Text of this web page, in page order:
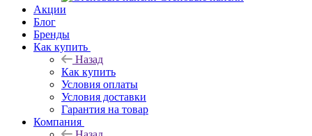
Акции
Блог
Бренды
Как купить
Назад
Как купить
Условия оплаты
Условия доставки
Гарантия на товар
Компания